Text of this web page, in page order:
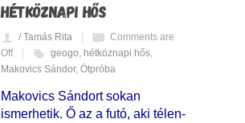
HÉTKÖZNAPI HŐS
/ Tamás Rita
Comments are
Off
geogo, hétköznapi hős,
Makovics Sándor, Ötpróba
Makovics Sándort sokan
ismerhetik. Ő az a futó, aki télen-